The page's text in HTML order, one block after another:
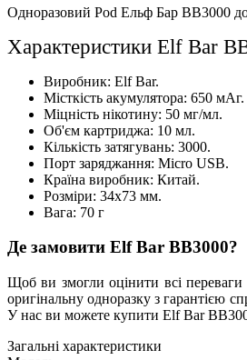
Одноразовий Pod Ельф Бар ВВ3000
Характеристики Elf Bar
Виробник: Elf Bar.
Місткість акумулятора: 650 мАг.
Міцність нікотину: 50 мг/мл.
Об'єм картриджа: 10 мл.
Кількість затягувань: 3000.
Порт заряджання: Micro USB.
Країна виробник: Китай.
Розміри: 34х73 мм.
Вага: 70 г
Де замовити Elf Bar BB3000?
Щоб ви змогли оцінити всі переваги
оригінальну одноразку з гарантією
У нас ви можете купити Elf Bar BB300
Загальні характеристики